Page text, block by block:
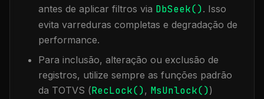
antes de aplicar filtros via DbSeek(). Isso
evita varreduras completas e degradação de
performance.
Para inclusão, alteração ou exclusão de
registros, utilize sempre as funções padrão
da TOTVS (RecLock(), MsUnlock())